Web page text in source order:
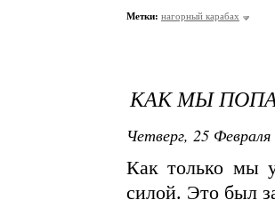
Метки: нагорный карабах
КАК МЫ
Четверг, 25
Как только мы
силой. Это был